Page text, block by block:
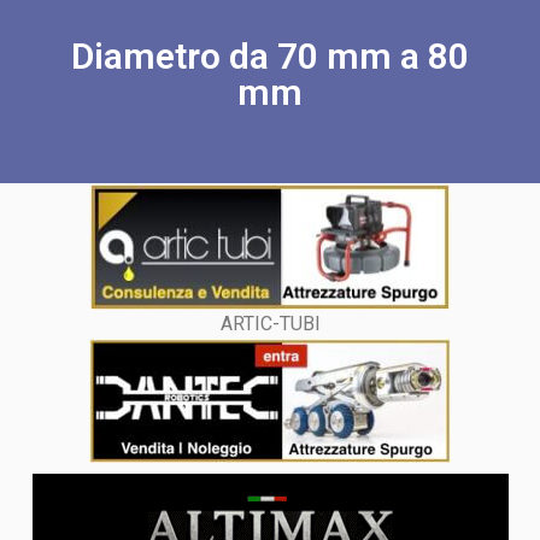
Diametro da 70 mm a 80
mm
ARTIC-TUBI